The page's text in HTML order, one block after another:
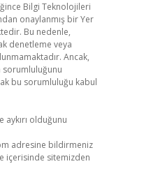
Bilgi Teknolojileri
onaylanmış bir Yer
Bu nedenle,
denetleme veya
Ancak,
sorumluluğunu
bu sorumluluğu kabul
aykırı olduğunu
adresine bildirmeniz
içerisinde sitemizden